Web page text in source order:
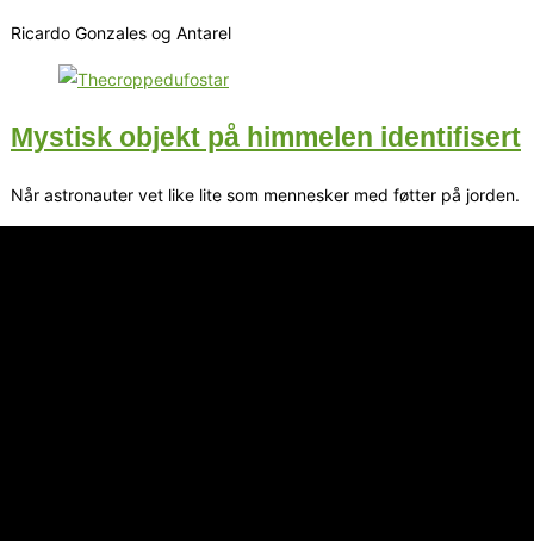
Ricardo Gonzales og Antarel
Mystisk objekt på himmelen identifisert
Når astronauter vet like lite som mennesker med føtter på jorden.